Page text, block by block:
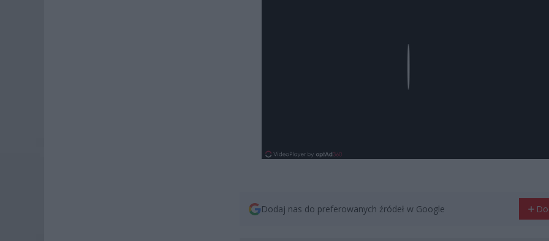
Dodaj nas do preferowanych źródeł w Google